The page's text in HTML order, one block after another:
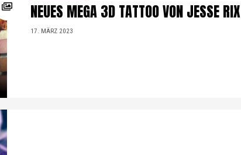
NEUES MEGA 3D TATTOO VON JESSE RIX
17. MÄRZ 2023